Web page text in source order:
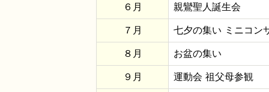
６月
親鸞聖人誕生会
７月
七夕の集い ミニコン
８月
お盆の集い
９月
運動会 祖父母参観